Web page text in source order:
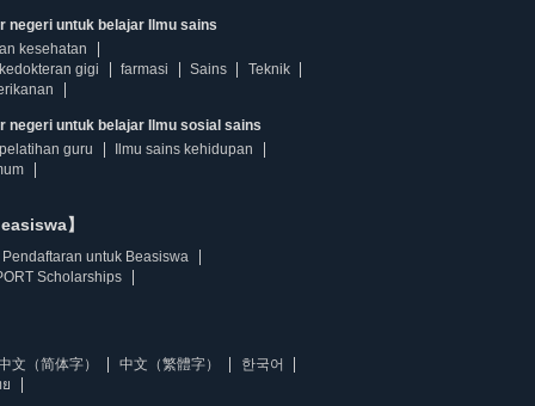
negeri untuk belajar Ilmu sains
kesehatan
gigi
farmasi Sains
Teknik
negeri untuk belajar Ilmu sosial sains
guru
Ilmu sains kehidupan
】
Pendaftaran untuk Beasiswa
Scholarships
文（简体字） 中文（繁體字）
한국어